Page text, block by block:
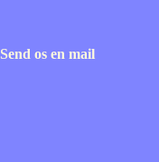
Send os en mail